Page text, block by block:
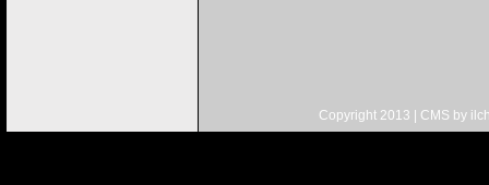
Copyright 2013 | CMS by